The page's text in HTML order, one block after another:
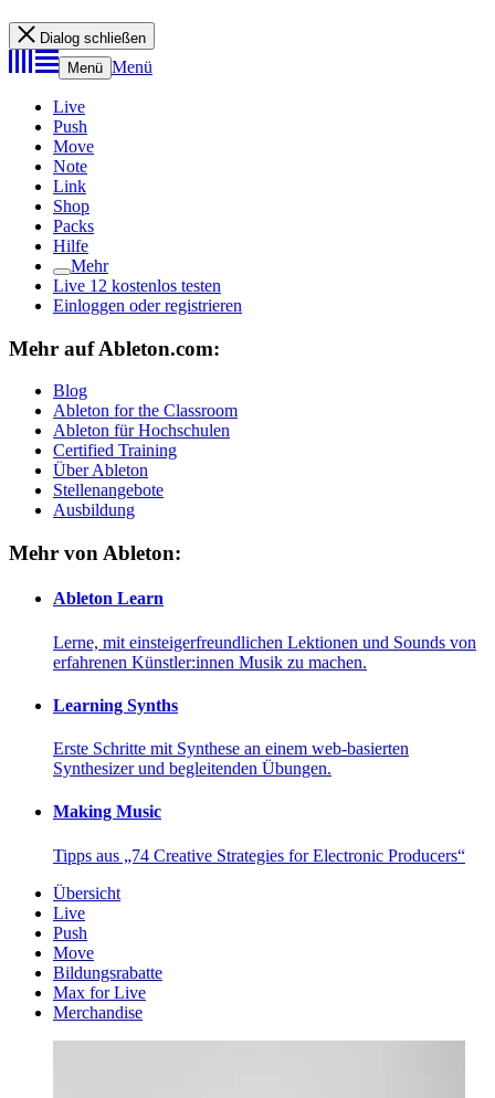
Dialog schließen
Menü Menü
Live
Push
Move
Note
Link
Shop
Packs
Hilfe
Mehr
Live 12 kostenlos testen
Einloggen oder registrieren
Mehr auf Ableton.com:
Blog
Ableton for the Classroom
Ableton für Hochschulen
Certified Training
Über Ableton
Stellenangebote
Ausbildung
Mehr von Ableton:
Ableton Learn
Lerne, mit einsteigerfreundlichen Lektionen und Sounds von
erfahrenen Künstler:innen Musik zu machen.
Learning Synths
Erste Schritte mit Synthese an einem web-basierten
Synthesizer und begleitenden Übungen.
Making Music
Tipps aus „74 Creative Strategies for Electronic Producers“
Übersicht
Live
Push
Move
Bildungsrabatte
Max for Live
Merchandise